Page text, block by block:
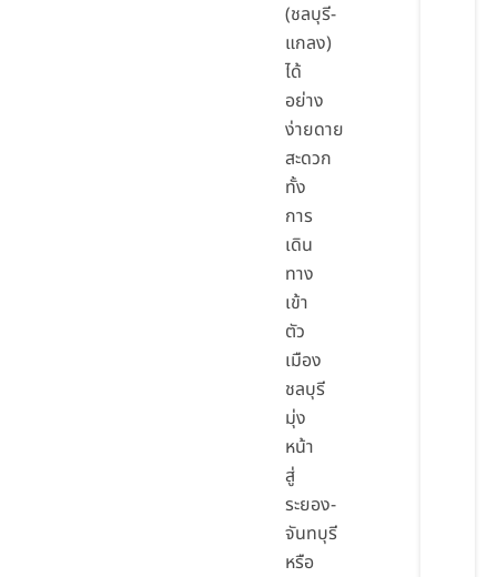
(ชลบุรี-
แกลง)
ได้
อย่าง
ง่ายดาย
สะดวก
ทั้ง
การ
เดิน
ทาง
เข้า
ตัว
เมือง
ชลบุรี
มุ่ง
หน้า
สู่
ระยอง-
จันทบุรี
หรือ